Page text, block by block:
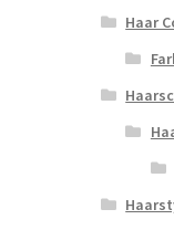
Haar